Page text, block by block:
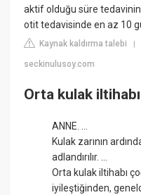
aktif olduğu süre
otit tedavisinde en az 10
Kaynak kaldırma talebi
seckinulusoy.com
Orta kulak
ANNE. ...
Kulak zarının
adlandırılır. ...
Orta kulak iltihabı
iyileştiğinden,